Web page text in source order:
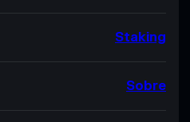
Staking
Sobre